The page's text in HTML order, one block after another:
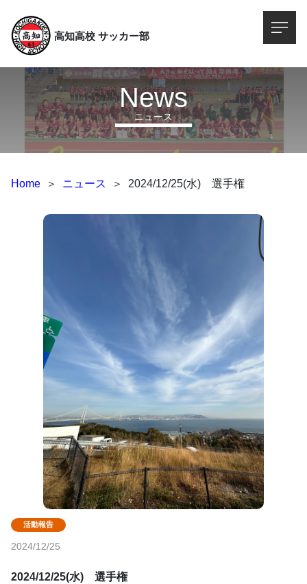
高知高校 サッカー部
ニュース
News
Home ＞ ニュース ＞ 2024/12/25(水) 選手権
2024/12/25
2024/12/25(水)　選手権